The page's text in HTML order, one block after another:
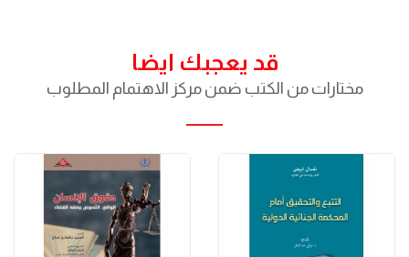
قد يعجبك ايضا
مختارات من الكتب ضمن مركز الاهتمام المطلوب